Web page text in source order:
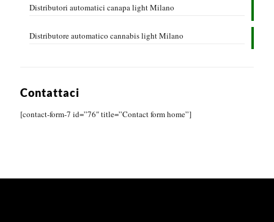
Distributori automatici canapa light Milano
Distributore automatico cannabis light Milano
Contattaci
[contact-form-7 id=”76″ title=”Contact form home”]